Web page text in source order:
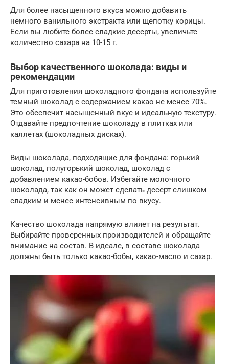
Для более насыщенного вкуса можно добавить
немного ванильного экстракта или щепотку корицы.
Если вы любите более сладкие десерты, увеличьте
количество сахара на 10-15 г.
Выбор качественного шоколада: виды и
рекомендации
Для приготовления шоколадного фондана используйте
темный шоколад с содержанием какао не менее 70%.
Это обеспечит насыщенный вкус и идеальную текстуру.
Отдавайте предпочтение шоколаду в плитках или
каллетах (шоколадных дисках).
Виды шоколада, подходящие для фондана: горький
шоколад, полугорький шоколад, шоколад с
добавлением какао-бобов. Избегайте молочного
шоколада, так как он может сделать десерт слишком
сладким и менее интенсивным по вкусу.
Качество шоколада напрямую влияет на результат.
Выбирайте проверенных производителей и обращайте
внимание на состав. В идеале, в составе шоколада
должны быть только какао-бобы, какао-масло и сахар.